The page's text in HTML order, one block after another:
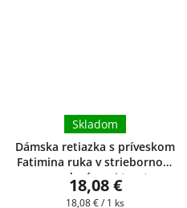
Dámska retiazka s príveskom
Fatimina ruka v striebornom
prevedení + pri tomto
produkte si môžete zvoliť
Skladom
18,08 €
Jednotková
18,08 € / 1 ks